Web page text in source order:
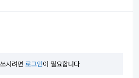
시려면 로그인이 필요합니다